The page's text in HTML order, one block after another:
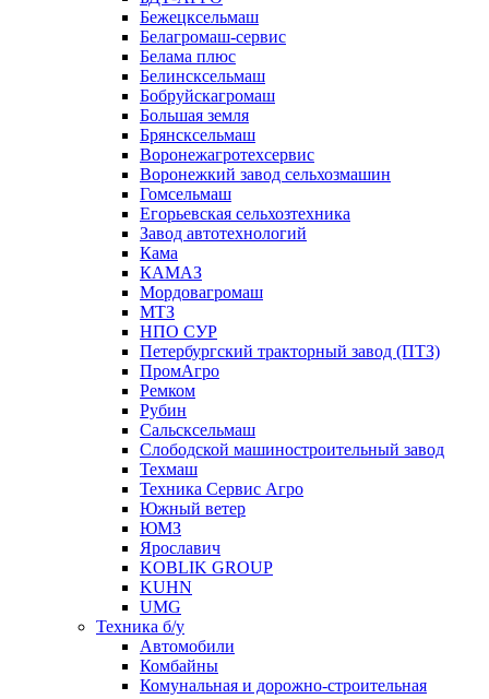
Бежецксельмаш
Белагромаш-сервис
Белама плюс
Белинсксельмаш
Бобруйскагромаш
Большая земля
Брянсксельмаш
Воронежагротехсервис
Воронежкий завод сельхозмашин
Гомсельмаш
Егорьевская сельхозтехника
Завод автотехнологий
Кама
КАМАЗ
Мордовагромаш
МТЗ
НПО СУР
Петербургский тракторный завод (ПТЗ)
ПромАгро
Ремком
Рубин
Сальскcельмаш
Слободской машиностроительный завод
Техмаш
Техника Сервис Агро
Южный ветер
ЮМЗ
Ярославич
KOBLIK GROUP
KUHN
UMG
Техника б/у
Автомобили
Комбайны
Комунальная и дорожно-строительная